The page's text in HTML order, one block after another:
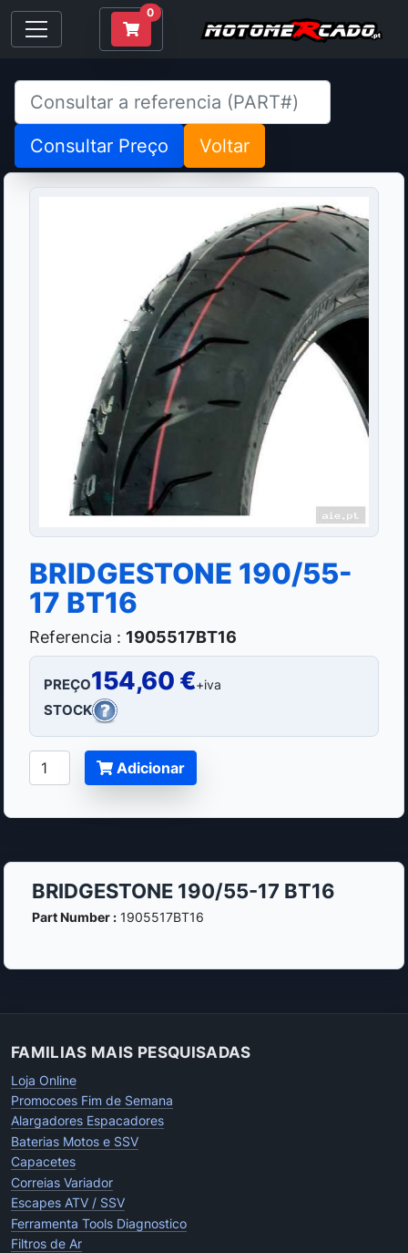
0
Consultar Preço Voltar
BRIDGESTONE 190/55-
17 BT16
Referencia : 1905517BT16
PREÇO154,60 €+iva
STOCK
Adicionar
BRIDGESTONE 190/55-17 BT16
Part Number :1905517BT16
FAMILIAS MAIS PESQUISADAS
Loja Online
Promocoes Fim de Semana
Alargadores Espacadores
Baterias Motos e SSV
Capacetes
Correias Variador
Escapes ATV / SSV
Ferramenta Tools Diagnostico
Filtros de Ar